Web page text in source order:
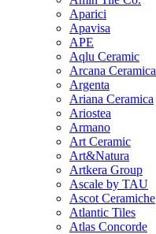
Aparici
Apavisa
APE
Aqlu Ceramic
Arcana Ceramica
Argenta
Ariana Ceramica
Ariostea
Armano
Art Ceramic
Art&Natura
Artkera Group
Ascale by TAU
Ascot Ceramiche
Atlantic Tiles
Atlas Concorde